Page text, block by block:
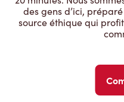
des gens d’ici,
source éthique qui